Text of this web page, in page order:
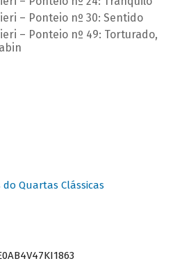
– Ponteio nº 30: Sentido
– Ponteio nº 49: Torturado,
Quartas Clássicas